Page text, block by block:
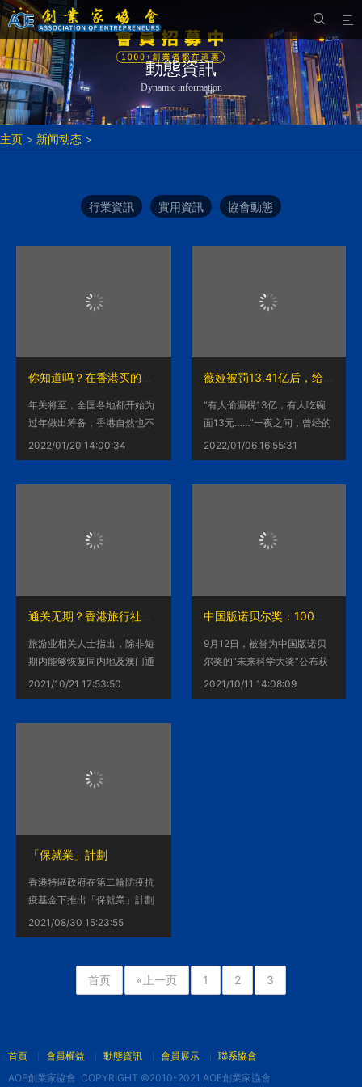


動態資訊
Dynamic information
主页 > 新闻动态 >
行業資訊 實用資訊 協會動態
年关将至，全国各地都开始为
过年做出筹备，香港自然也不
例外。在香港打边炉是港人喜
爱的餐饮活动，这其中自然少
2022/01/20 14:00:34
薇娅被罚13.41亿后，给创业者提供了哪些警示?
“有人偷漏税13亿，有人吃碗
面13元……”一夜之间，曾经的
“带货一姐”薇娅卷入偷漏税风
波的消息引爆了舆论关注。
2022/01/06 16:55:31
旅游业相关人士指出，除非短
期内能够恢复同内地及澳门通
关，否则现如今的失业率只会
居高不下。年关将至，如果接
2021/10/21 17:53:50
9月12日，被誉为中国版诺贝
尔奖的“未来科学大奖”公布获
奖名单，香港大学生物学系讲
座教授袁国勇及香港大学公共
2021/10/11 14:08:09
「保就業」計劃
香港特區政府在第二輪防疫抗
疫基金下推出「保就業」計劃
（計劃），透過向僱主提供有
時限的財政支援，協助他們支
2021/08/30 15:23:55
首页 «上一页 1 2 3
首頁 會員權益 動態資訊 會員展示
聯系協會
AOE創業家協會 COPYRIGHT ©2010-2021 AOE創業家協會